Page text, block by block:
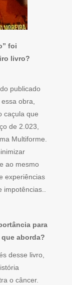
foi
livro?
publicado
obra,
caçula que
de 2.023,
Multiforme.
ao mesmo
experiências
para
aborda?
desse livro,
o câncer.